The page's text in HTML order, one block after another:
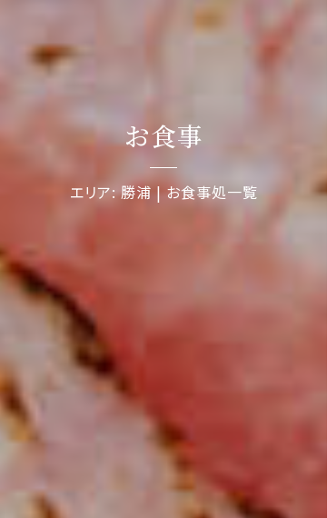
お食事
エリア: 勝浦 | お食事処一覧